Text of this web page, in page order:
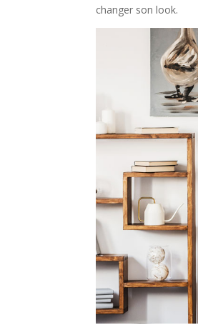
changer son look.